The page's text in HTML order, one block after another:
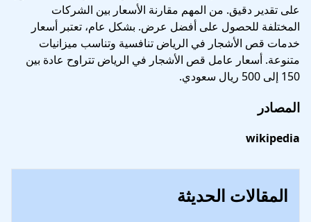
على تقدير دقيق. من المهم مقارنة الأسعار بين الشركات
المختلفة للحصول على أفضل عرض. بشكل عام، تعتبر أسعار
خدمات قص الأشجار في الرياض تنافسية وتناسب ميزانيات
متنوعة. أسعار عامل قص الأشجار في الرياض تتراوح عادة بين
150 إلى 500 ريال سعودي.
المصادر
wikipedia
المقالات الحديثة